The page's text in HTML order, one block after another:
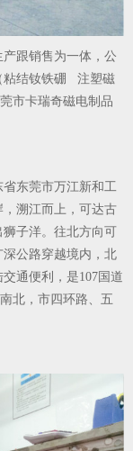
产跟销售为一体，公
粘结钕铁硼 注塑磁
市卡瑞奇磁电制品
东莞市万江新和工
溯江而上，可达古
子洋。往北方向可
公路穿越境内，北
通便利，是107国道
北，市四环路、五